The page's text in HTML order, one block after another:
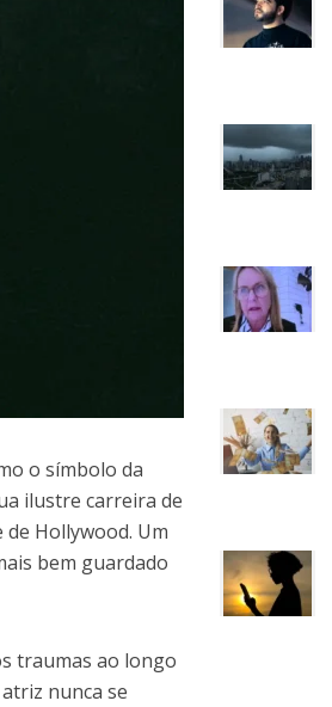
o símbolo da
ilustre carreira de
Hollywood. Um
bem guardado
traumas ao longo
nunca se